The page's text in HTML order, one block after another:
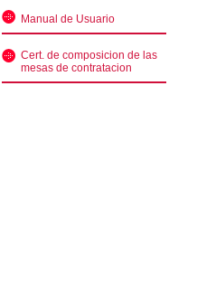
Manual de Usuario
Cert. de composicion de las
mesas de contratacion